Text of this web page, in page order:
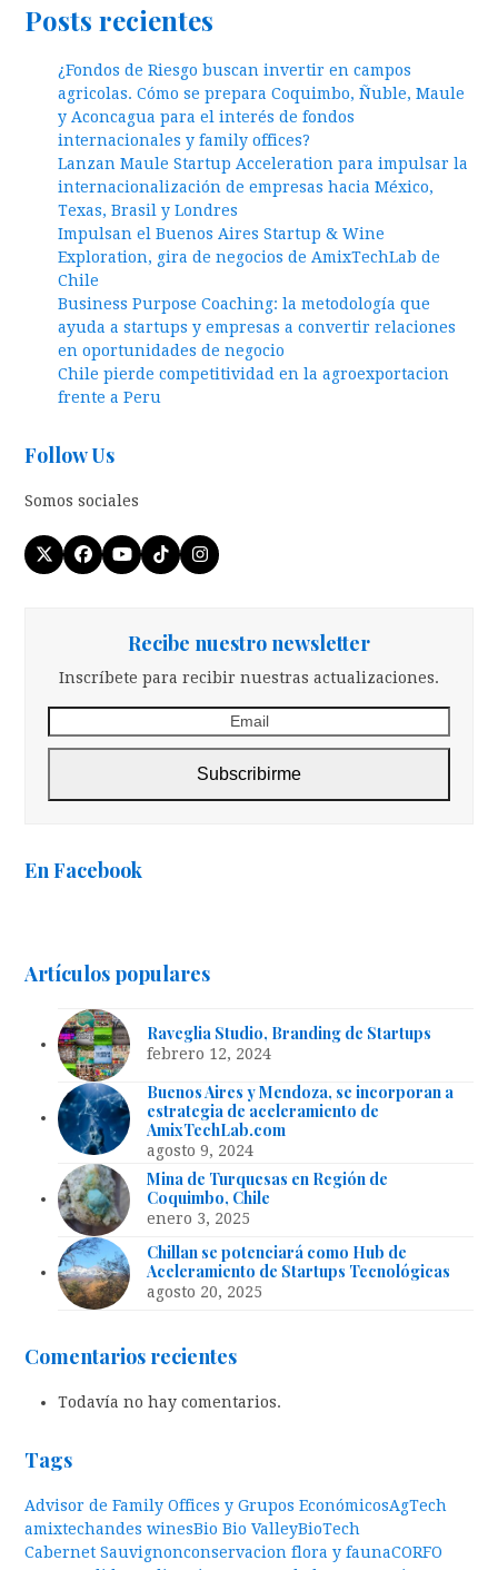
Posts recientes
¿Fondos de Riesgo buscan invertir en campos
agricolas. Cómo se prepara Coquimbo, Ñuble, Maule
y Aconcagua para el interés de fondos
internacionales y family offices?
Lanzan Maule Startup Acceleration para impulsar la
internacionalización de empresas hacia México,
Texas, Brasil y Londres
Impulsan el Buenos Aires Startup & Wine
Exploration, gira de negocios de AmixTechLab de
Chile
Business Purpose Coaching: la metodología que
ayuda a startups y empresas a convertir relaciones
en oportunidades de negocio
Chile pierde competitividad en la agroexportacion
frente a Peru
Follow Us
Somos sociales
Twitter
(deprecated)
Facebook
YouTube
TiktokInstagram
Recibe nuestro newsletter
Inscríbete para recibir nuestras actualizaciones.
Subscribirme
En Facebook
Artículos populares
Raveglia Studio, Branding de Startups
febrero 12, 2024
Buenos Aires y Mendoza, se incorporan a
estrategia de aceleramiento de
AmixTechLab.com
agosto 9, 2024
Mina de Turquesas en Región de
Coquimbo, Chile
enero 3, 2025
Chillan se potenciará como Hub de
Aceleramiento de Startups Tecnológicas
agosto 20, 2025
Comentarios recientes
Todavía no hay comentarios.
Tags
Advisor de Family Offices y Grupos EconómicosAgTech
amixtechandes winesBio Bio ValleyBioTech
Cabernet Sauvignonconservacion flora y faunaCORFO